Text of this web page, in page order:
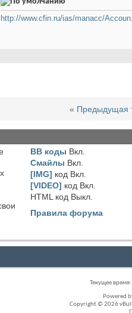
http://www.cfin.ru/ias/manacc/
« Предыдущая
BB коды Вкл.
Смайлы Вкл.
[IMG] код Вкл.
[VIDEO] код Вкл.
HTML код Выкл.
Правила форума
Текущее время:
Powered
Copyright © 2026